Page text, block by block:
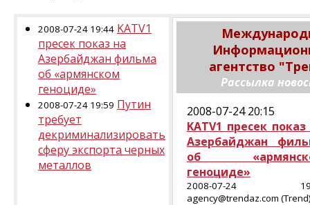
2008-07-24 19:44 KATV1
пресек показ на
Азербайджан фильма
об «армянском
геноциде»
2008-07-24 19:59 Путин
требует
декриминализировать
сферу экспорта черных
металлов
агентство
Рассылка
2008-07-24 20:15
KATV1 пресек
Азербайджан
об
геноциде»
2008-07-24
agency@trendaz.com